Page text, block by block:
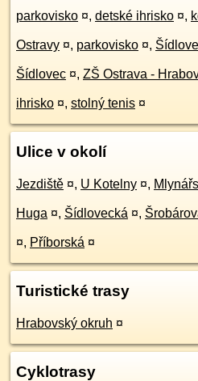
parkovisko ¤, detské ihrisko ¤,
Ostravy ¤, parkovisko ¤,
Šídlovec ¤, ZŠ Ostrava -
ihrisko ¤, stolný tenis ¤
Ulice v okolí
Jezdiště ¤, U Kotelny ¤,
Huga ¤, Šídlovecká ¤,
¤, Příborská ¤
Turistické trasy
Hrabovský okruh ¤
Cyklotrasy